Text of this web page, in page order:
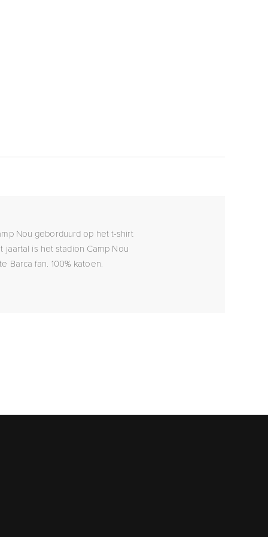
Nou geborduurd op het t-shirt
jaartal is het stadion Camp Nou
Barca fan. 100% katoen.